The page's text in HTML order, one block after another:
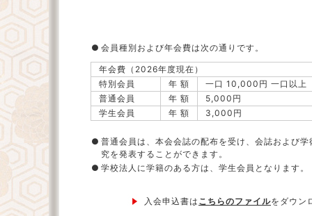
● 会員種別および年会費は次の通りです。
年会費（2026年度現在）
特別会員
年 額
一口 10,000円 一口以上
普通会員
年 額
5,000円
学生会員
年 額 3,000円
● 普通会員は、本会会誌の配布を受け、会誌および
究を発表することができます。
● 学校法人に学籍のある方は、学生会員となります。
入会申込書は こちらのファイルをダウン